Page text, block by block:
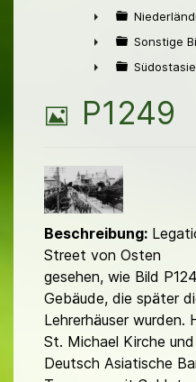
►
►
►
Sonstige
B
l
d
P1249
Beschreibung:
Street von Osten
gesehen, wie Bild
Gebäude, die später
Lehrerhäuser wurden.
St. Michael Kirche
Deutsch Asia­ti­sche